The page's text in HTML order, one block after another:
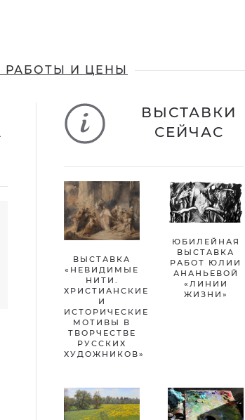
РАБОТЫ И ЦЕНЫ
ВЫСТАВКИ
СЕЙЧАС
ВЫСТАВКА
«НЕВИДИМЫЕ
НИТИ.
ХРИСТИАНСКИЕ
И
ИСТОРИЧЕСКИЕ
МОТИВЫ В
ТВОРЧЕСТВЕ
РУССКИХ
ХУДОЖНИКОВ»
ЮБИЛЕЙНАЯ
ВЫСТАВКА
РАБОТ ЮЛИИ
АНАНЬЕВОЙ
«ЛИНИИ
ЖИЗНИ»